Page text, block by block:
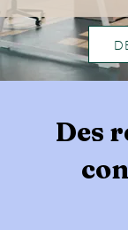
Des